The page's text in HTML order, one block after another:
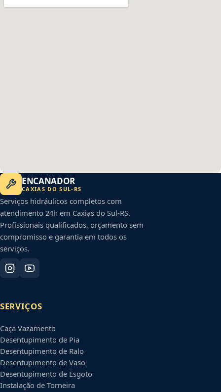
ENCANADOR
CAXIAS DO SUL- RS
Serviços hidráulicos completos com
atendimento 24h em Caxias do Sul-RS.
Profissionais qualificados, orçamento sem
compromisso e garantia em todos os
serviços.
SERVIÇOS
Caça Vazamento
Desentupimento de Pia
Desentupimento de Ralo
Desentupimento de Vaso
Desentupimento de Esgoto
Instalação de Torneira